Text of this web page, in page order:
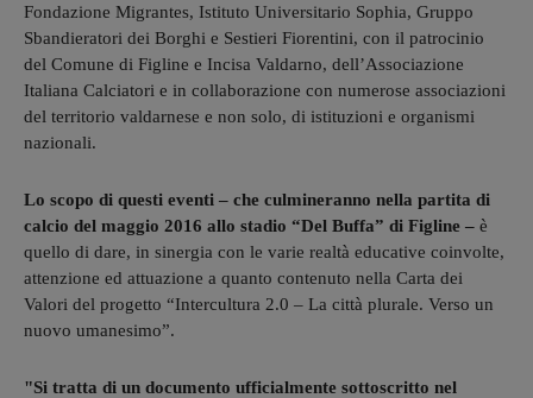
Fondazione Migrantes, Istituto Universitario Sophia, Gruppo
Sbandieratori dei Borghi e Sestieri Fiorentini, con il patrocinio
del Comune di Figline e Incisa Valdarno, dell’Associazione
Italiana Calciatori e in collaborazione con numerose associazioni
del territorio valdarnese e non solo, di istituzioni e organismi
nazionali.
Lo scopo di questi eventi – che culmineranno nella partita di
calcio del maggio 2016 allo stadio “Del Buffa” di Figline – è
quello di dare, in sinergia con le varie realtà educative coinvolte,
attenzione ed attuazione a quanto contenuto nella Carta dei
Valori del progetto “Intercultura 2.0 – La città plurale. Verso un
nuovo umanesimo”.
"Si tratta di un documento ufficialmente sottoscritto nel